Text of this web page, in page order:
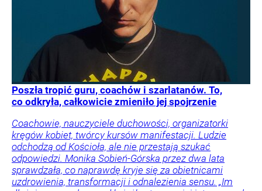
Poszła tropić guru, coachów i szarlatanów. To,
co odkryła, całkowicie zmieniło jej spojrzenie
Coachowie, nauczyciele duchowości, organizatorki
kręgów kobiet, twórcy kursów manifestacji. Ludzie
odchodzą od Kościoła, ale nie przestają szukać
odpowiedzi. Monika Sobień-Górska przez dwa lata
sprawdzała, co naprawdę kryje się za obietnicami
uzdrowienia, transformacji i odnalezienia sensu. „Im